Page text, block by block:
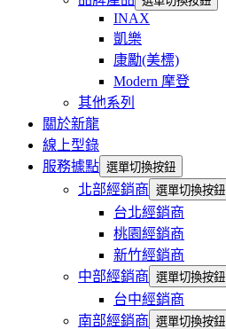
INAX
凱樂
康勵(美標)
Modern 摩登
其他系列
關於新龍
線上型錄
服務據點 選單切換按鈕
北部經銷商 選單切換按鈕
台北經銷商
桃園經銷商
新竹經銷商
中部經銷商 選單切換按鈕
台中經銷商
南部經銷商 選單切換按鈕